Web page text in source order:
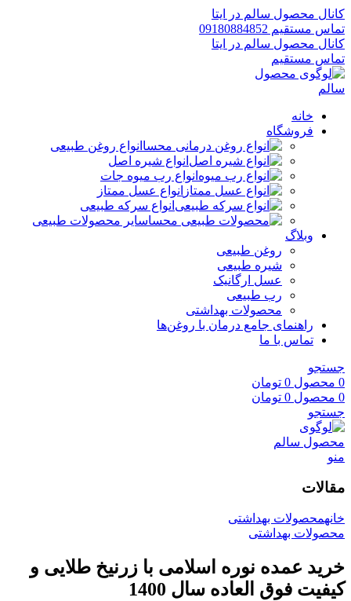
کانال محصول سالم در ایتا
تماس مستقیم 09180884852
کانال محصول سالم در ایتا
تماس مستقیم
خانه
فروشگاه
انواع روغن طبیعی
انواع شیره اصل
انواع رب میوه جات
انواع عسل ممتاز
انواع سرکه طبیعی
سایر محصولات طبیعی
وبلاگ
روغن طبیعی
شیره طبیعی
عسل ارگانیک
رب طبیعی
محصولات بهداشتی
راهنمای جامع درمان با روغن‌ها
تماس با ما
جستجو
0 محصول 0 تومان
0 محصول 0 تومان
جستجو
منو
مقالات
خانهمحصولات بهداشتی
محصولات بهداشتی
خرید عمده نوره اسلامی با زرنیخ طلایی و
کیفیت فوق العاده سال 1400